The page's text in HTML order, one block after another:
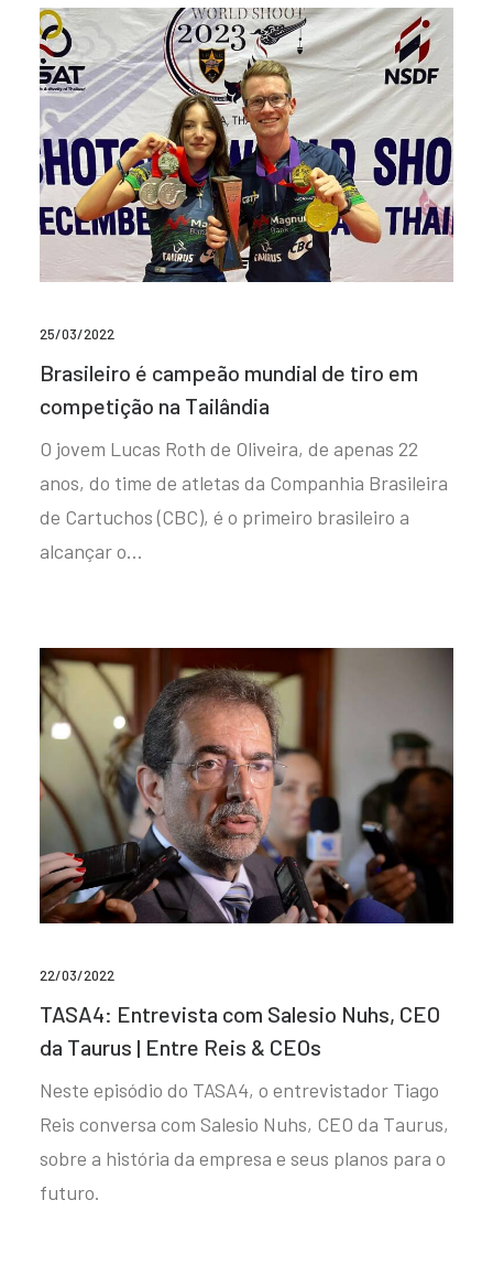
25/03/2022
Brasileiro é campeão mundial de tiro em
competição na Tailândia
O jovem Lucas Roth de Oliveira, de apenas 22
anos, do time de atletas da Companhia Brasileira
de Cartuchos (CBC), é o primeiro brasileiro a
alcançar o…
22/03/2022
TASA4: Entrevista com Salesio Nuhs, CEO
da Taurus | Entre Reis & CEOs
Neste episódio do TASA4, o entrevistador Tiago
Reis conversa com Salesio Nuhs, CEO da Taurus,
sobre a história da empresa e seus planos para o
futuro.